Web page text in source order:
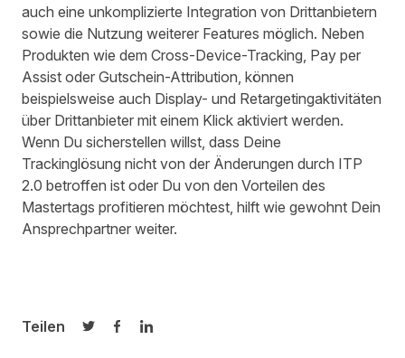
auch eine unkomplizierte Integration von Drittanbietern
sowie die Nutzung weiterer Features möglich. Neben
Produkten wie dem Cross-Device-Tracking, Pay per
Assist oder Gutschein-Attribution, können
beispielsweise auch Display- und Retargetingaktivitäten
über Drittanbieter mit einem Klick aktiviert werden.
Wenn Du sicherstellen willst, dass Deine
Trackinglösung nicht von der Änderungen durch ITP
2.0 betroffen ist oder Du von den Vorteilen des
Mastertags profitieren möchtest, hilft wie gewohnt Dein
Ansprechpartner weiter.
Teilen
Auf Twitter teilen
Auf Facebook teilen
Auf LinkedIn teilen